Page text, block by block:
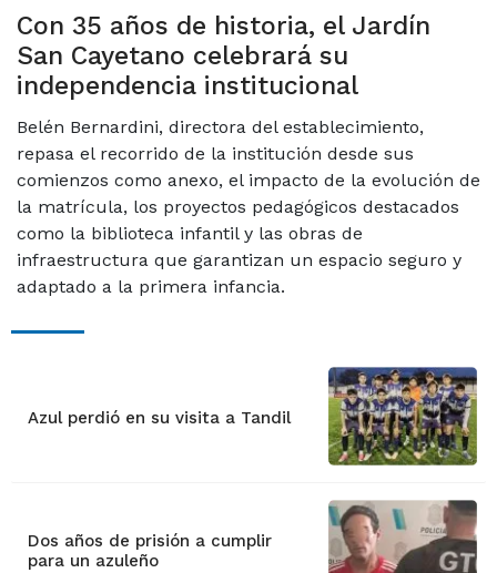
Con 35 años de historia, el Jardín
San Cayetano celebrará su
independencia institucional
Belén Bernardini, directora del establecimiento,
repasa el recorrido de la institución desde sus
comienzos como anexo, el impacto de la evolución de
la matrícula, los proyectos pedagógicos destacados
como la biblioteca infantil y las obras de
infraestructura que garantizan un espacio seguro y
adaptado a la primera infancia.
Azul perdió en su visita a Tandil
Dos años de prisión a cumplir
para un azuleño